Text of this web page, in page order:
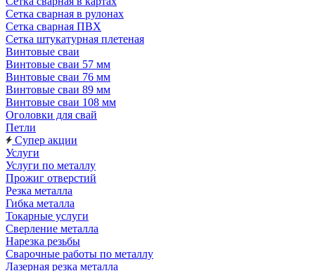
Сетка сварная в рулонах
Сетка сварная ПВХ
Сетка штукатурная плетеная
Винтовые сваи
Винтовые сваи 57 мм
Винтовые сваи 76 мм
Винтовые сваи 89 мм
Винтовые сваи 108 мм
Оголовки для свай
Петли
Супер акции
Услуги
Услуги по металлу
Прожиг отверстий
Резка металла
Гибка металла
Токарные услуги
Сверление металла
Нарезка резьбы
Сварочные работы по металлу
Лазерная резка металла